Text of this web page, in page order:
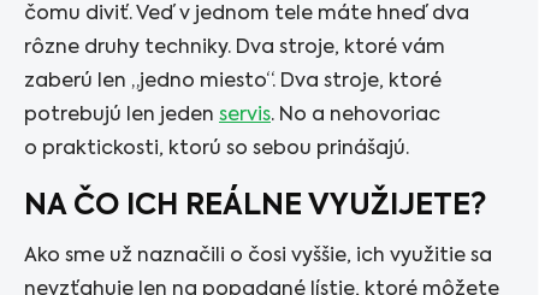
čomu diviť. Veď v jednom tele máte hneď dva
rôzne druhy techniky. Dva stroje, ktoré vám
zaberú len „jedno miesto“. Dva stroje, ktoré
potrebujú len jeden servis. No a nehovoriac
o praktickosti, ktorú so sebou prinášajú.
NA ČO ICH REÁLNE VYUŽIJETE?
Ako sme už naznačili o čosi vyššie, ich využitie sa
nevzťahuje len na popadané lístie, ktoré môžete